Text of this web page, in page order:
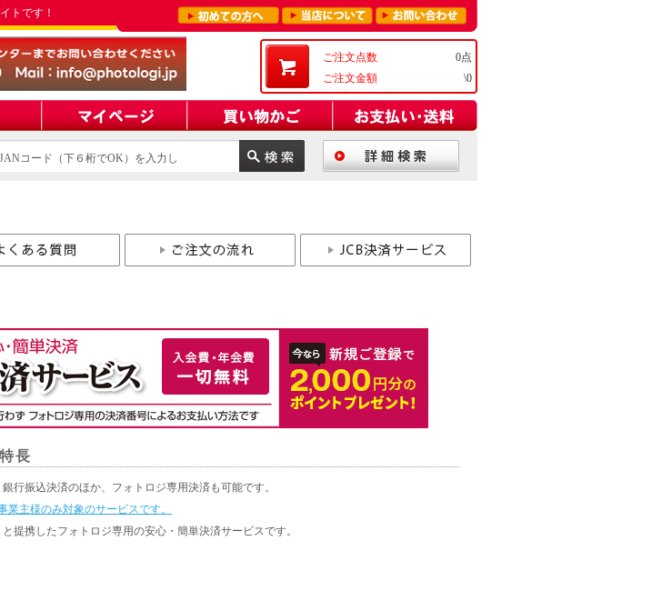
トです！
ご注文点数
0点
ご注文金額
\0
コード（下６桁でOK）を入力し
長
行振込決済のほか、フォトロジ専用決済も可能です。
主様のみ対象のサービスです。
提携したフォトロジ専用の安心・簡単決済サービスです。